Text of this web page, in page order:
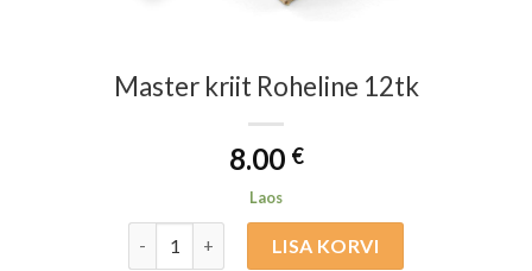
Master kriit Roheline 12tk
8.00 €
Laos
LISA KORVI